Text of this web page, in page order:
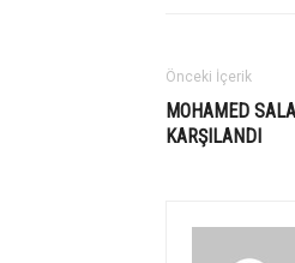
Önceki İçerik
MOHAMED
KARŞILANDI